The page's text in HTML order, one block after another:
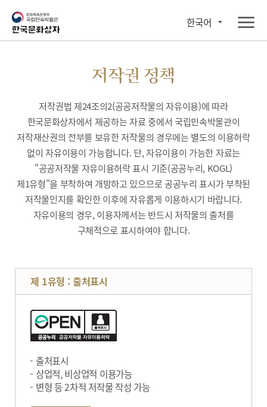
한국어
저작권 정책
저작권법 제24조의2(공공저작물의 자유이용)에 따라
한국문화상자에서 제공하는 자료 중에서 국립민속박물관이
저작재산권의 전부를 보유한 저작물의 경우에는 별도의 이용허락
없이 자유이용이 가능합니다. 단, 자유이용이 가능한 자료는
"공공저작물 자유이용허락 표시 기준(공공누리, KOGL)
제1유형"을 부착하여 개방하고 있으므로 공공누리 표시가 부착된
저작물인지를 확인한 이후에 자유롭게 이용하시기 바랍니다.
자유이용의 경우, 이용자께서는 반드시 저작물의 출처를
구체적으로 표시하여야 합니다.
제 1유형 : 출처표시
출처표시
상업적, 비상업적 이용가능
변형 등 2차적 저작물 작성 가능